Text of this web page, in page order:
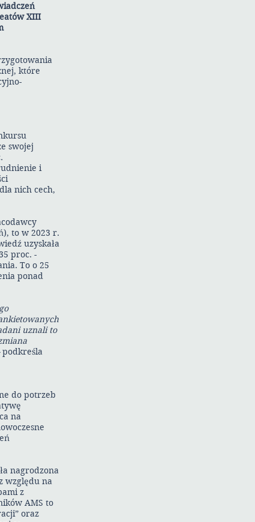
XIII
które
swojej
i
nich cech,
to w 2023 r.
uzyskała
proc. -
To o 25
ponad
uznali to
podkreśla
do potrzeb
na
nagrodzona
względu na
z
AMS to
oraz